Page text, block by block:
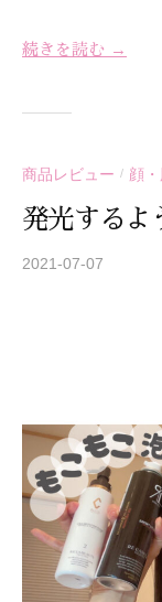
続きを読む →
商品レビュー / 顔
発光するよ
2021-07-07
A
Z
Z
C
A
R
E